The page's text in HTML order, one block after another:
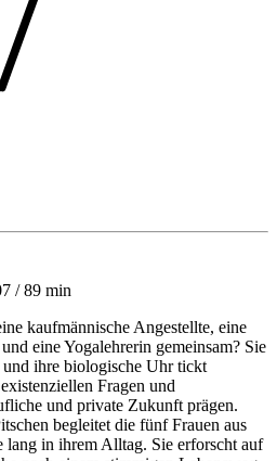
/ 89 min
kaufmännische Angestellte, eine
eine Yogalehrerin gemeinsam? Sie
ihre biologische Uhr tickt
Fragen und
und private Zukunft prägen.
begleitet die fünf Frauen aus
in ihrem Alltag. Sie erforscht auf